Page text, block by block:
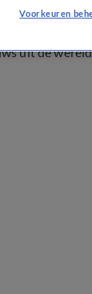
uit de
Voorkeuren